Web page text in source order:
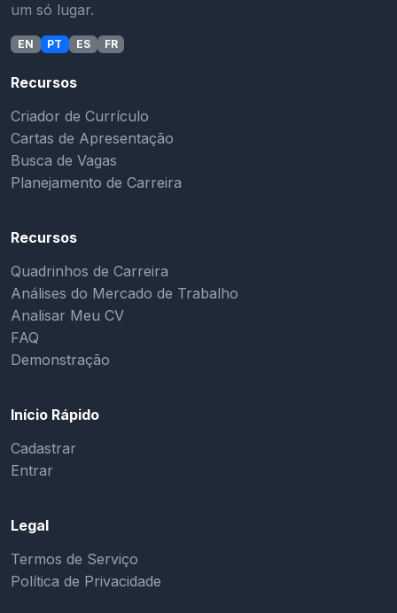
um só lugar.
EN PT ES FR
Recursos
Criador de Currículo
Cartas de Apresentação
Busca de Vagas
Planejamento de Carreira
Recursos
Quadrinhos de Carreira
Análises do Mercado de Trabalho
Analisar Meu CV
FAQ
Demonstração
Início Rápido
Cadastrar
Entrar
Legal
Termos de Serviço
Política de Privacidade